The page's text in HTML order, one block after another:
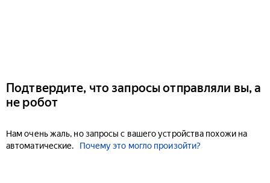
Подтвердите, что запросы отправляли вы, а
не робот
Нам очень жаль, но запросы с вашего устройства похожи на
автоматические.
Почему это могло произойти?